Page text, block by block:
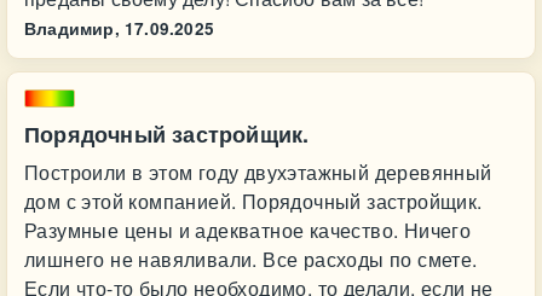
Владимир, 17.09.2025
Порядочный застройщик.
Построили в этом году двухэтажный деревянный
дом с этой компанией. Порядочный застройщик.
Разумные цены и адекватное качество. Ничего
лишнего не навяливали. Все расходы по смете.
Если что-то было необходимо, то делали, если не